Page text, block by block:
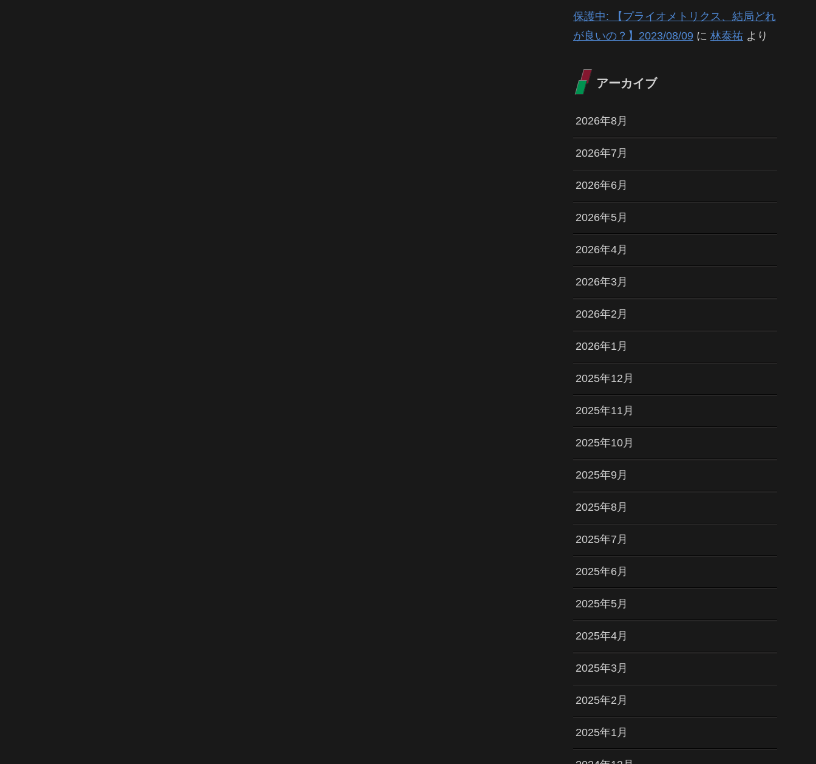
保護中: 【プライオメトリクス、結局どれ
が良いの？】2023/08/09 に 林泰祐 より
アーカイブ
2026年8月
2026年7月
2026年6月
2026年5月
2026年4月
2026年3月
2026年2月
2026年1月
2025年12月
2025年11月
2025年10月
2025年9月
2025年8月
2025年7月
2025年6月
2025年5月
2025年4月
2025年3月
2025年2月
2025年1月